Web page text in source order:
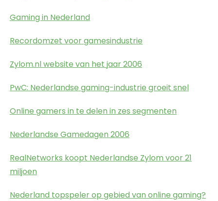
Gaming in Nederland
Recordomzet voor gamesindustrie
Zylom.nl website van het jaar 2006
PwC: Nederlandse gaming-industrie groeit snel
Online gamers in te delen in zes segmenten
Nederlandse Gamedagen 2006
RealNetworks koopt Nederlandse Zylom voor 21
miljoen
Nederland topspeler op gebied van online gaming?